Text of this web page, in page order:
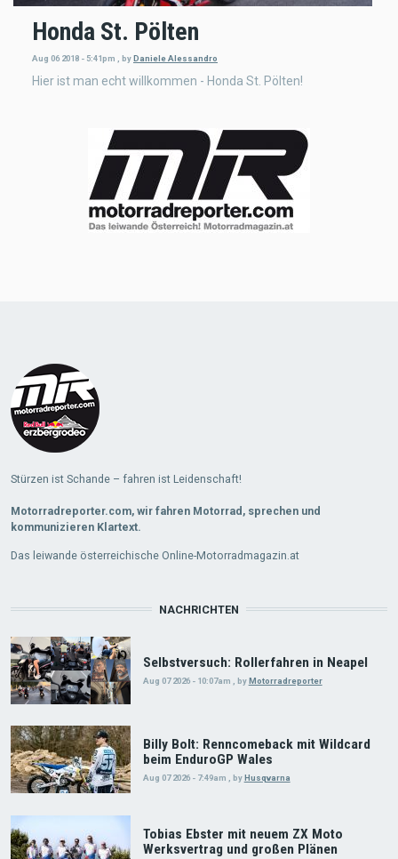
Honda St. Pölten
Aug 06 2018 - 5:41pm byDaniele Alessandro
Hier ist man echt willkommen - Honda St. Pölten!
Stürzen ist Schande – fahren ist Leidenschaft!
Motorradreporter.com, wir fahren Motorrad, sprechen und
kommunizieren Klartext.
Das leiwande österreichische Online-Motorradmagazin.at
NACHRICHTEN
Selbstversuch: Rollerfahren in Neapel
Aug 07 2026 - 10:07am byMotorradreporter
Billy Bolt: Renncomeback mit Wildcard
beim EnduroGP Wales
Aug 07 2026 - 7:49am , by Husqvarna
Tobias Ebster mit neuem ZX Moto
Werksvertrag und großen Plänen